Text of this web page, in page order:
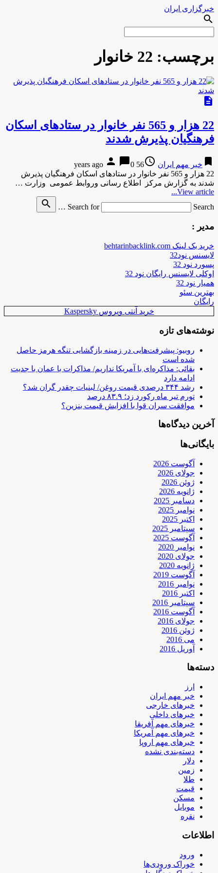
خبرگزاری ایران
search
برچسب: 22 خانوار
description
22 هزار و 565 نفر خانوار در ستادهای اسکان
فرهنگیان پذیرش شدند
bookmark خبر مهم ایران access_time
56 years ago
person chat_bubble0
22 هزار و 565 نفر خانوار در ستادهای اسکان فرهنگیان پذیرش
شدند به گزارش مركز اطلاع رسانی وروابط عمومی وزارت …
View article...
Search for
Search …
search
مدیر :
خرید بک لینک behtarinbacklink.com
لایسنس نود32
پسورد نود 32
اوکلی لایسنس رایگان نود 32
همیار نود 32
بهترین سئو
رایگان
خرید آنتی ویروس Kaspersky
نوشته‌های تازه
روبیو: پیشرفت‌هایی در زمینه بازگشایی تنگه هرمز حاصل
شده است
بقائی: مذاکره‌ای با آمریکا نداریم/ مذاکرات با عمان با جدیت
ادامه دارد
رشد ۳۴۴ درصدی قیمت روغن/ لبنیات چقدر گران شد؟
تورم تیر ماه رکورد زد؛ ۸۳.۹ درصد
موافقت سران قوا با افزایش قیمت بنزین؟
آخرین دیدگاه‌ها
بایگانی‌ها
آگوست 2026
جولای 2026
ژوئن 2026
ژانویه 2026
دسامبر 2025
نوامبر 2025
اکتبر 2025
سپتامبر 2025
آگوست 2025
نوامبر 2020
جولای 2020
ژانویه 2020
آگوست 2019
نوامبر 2016
اکتبر 2016
سپتامبر 2016
آگوست 2016
جولای 2016
ژوئن 2016
می 2016
آوریل 2016
دسته‌ها
ارز
خبر مهم ایران
خبرهای خارجی
خبرهای داخلی
خبرهای مهم آفریقا
خبرهای مهم آمریکا
خبرهای مهم اروپا
دسته‌بندی نشده
دلار
زمین
طلا
قیمت
مسکن
موبایل
نقره
اطلاعات
ورود
خوراک ورودی‌ها